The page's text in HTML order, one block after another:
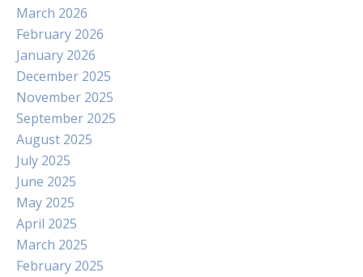
March 2026
February 2026
January 2026
December 2025
November 2025
September 2025
August 2025
July 2025
June 2025
May 2025
April 2025
March 2025
February 2025